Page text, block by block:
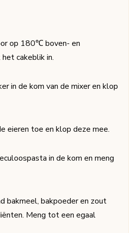
op 180℃ boven- en
cakeblik in.
in de kom van de mixer en klop
eieren toe en klop deze mee.
in de kom en meng
bakmeel, bakpoeder en zout
Meng tot een egaal